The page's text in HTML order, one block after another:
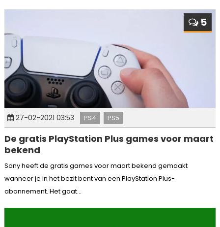
5
27-02-2021 03:53 PS4 PS5
De gratis PlayStation Plus games voor maart
bekend
Sony heeft de gratis games voor maart bekend gemaakt
wanneer je in het bezit bent van een PlayStation Plus-
abonnement. Het gaat...